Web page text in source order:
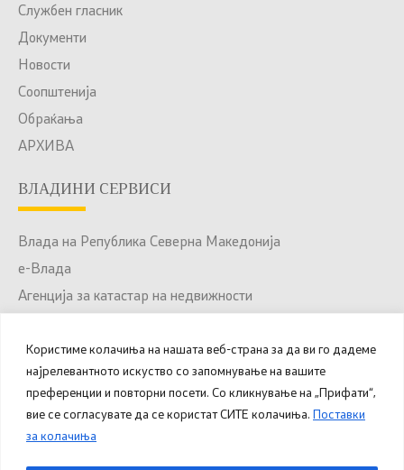
Користиме колачиња на нашата веб-страна за да ви го дадеме
најрелевантното искуство со запомнување на вашите
преференции и повторни посети. Со кликнување на „Прифати“,
вие се согласувате да се користат СИТЕ колачиња. Поставки
за колачиња
Службен гласник
Документи
Новости
Соопштенија
Обраќања
АРХИВА
ВЛАДИНИ СЕРВИСИ
Влада на Република Северна Македонија
е-Влада
Агенција за катастар на недвижности
Портал за отворени податоци
Национален Портал за е-Услуги